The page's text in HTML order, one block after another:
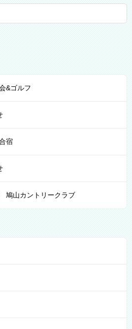
&ゴルフ
宿
山カントリークラブ